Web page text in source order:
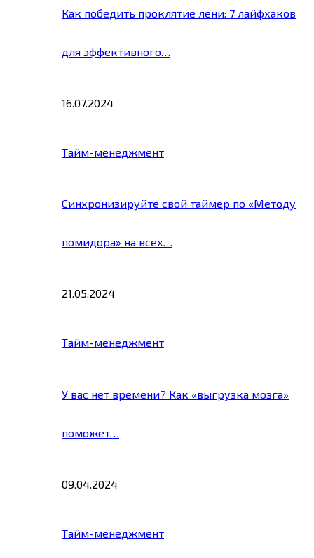
Как победить проклятие лени: 7 лайфхаков
для эффективного…
16.07.2024
Тайм-менеджмент
Синхронизируйте свой таймер по «Методу
помидора» на всех…
21.05.2024
Тайм-менеджмент
У вас нет времени? Как «выгрузка мозга»
поможет…
09.04.2024
Тайм-менеджмент